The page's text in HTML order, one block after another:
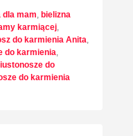
dla mam bielizna
karmiącej
do karmienia Anita
do karmienia
do
do karmienia